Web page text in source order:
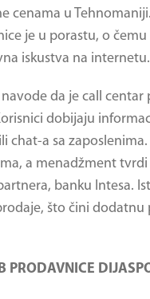
cenama u
je u porastu, o čemu
iskustva na internetu.
da je call centar
dobijaju
chat-a sa zaposlenima.
a menadžment tvrdi
banku Intesa.
što čini dodatnu
PRODAVNICE